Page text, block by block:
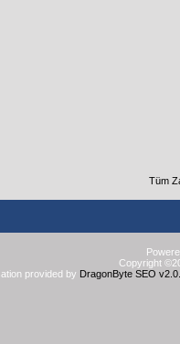
Tüm
Copyright
provided by DragonByte SEO